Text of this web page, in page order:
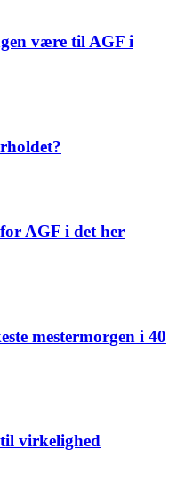
være til AGF i
AGF i det her
mestermorgen i 40
virkelighed